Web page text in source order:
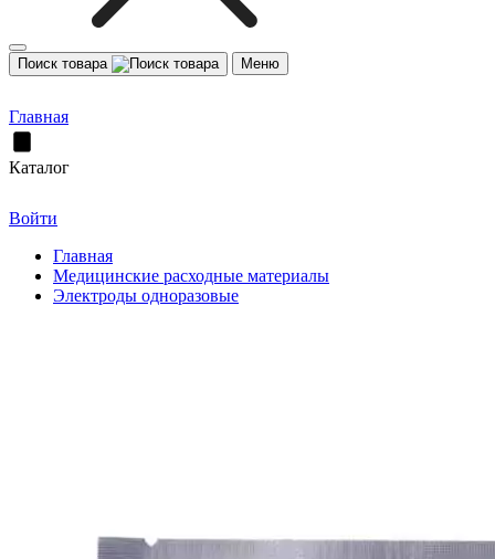
Поиск товара Меню
Главная
Каталог
Войти
Главная
Медицинские расходные материалы
Электроды одноразовые